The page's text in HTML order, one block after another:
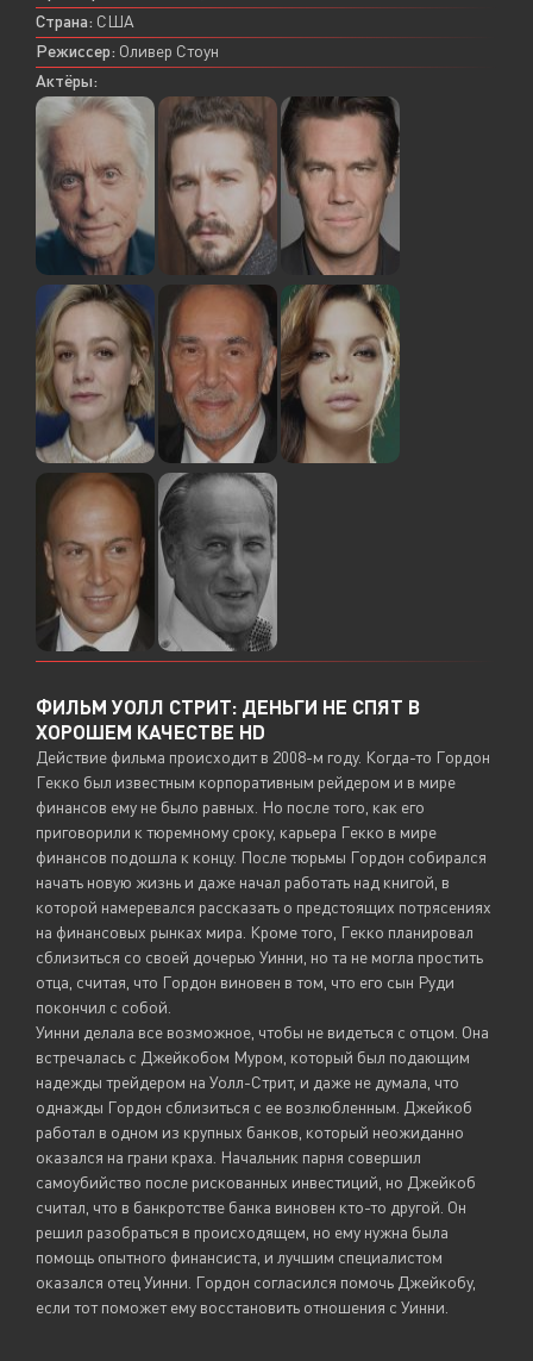
Страна: США
Режиссер: Оливер Стоун
Актёры:
ФИЛЬМ УОЛЛ СТРИТ: ДЕНЬГИ НЕ СПЯТ В
ХОРОШЕМ КАЧЕСТВЕ HD
Действие фильма происходит в 2008-м году. Когда-то Гордон
Гекко был известным корпоративным рейдером и в мире
финансов ему не было равных. Но после того, как его
приговорили к тюремному сроку, карьера Гекко в мире
финансов подошла к концу. После тюрьмы Гордон собирался
начать новую жизнь и даже начал работать над книгой, в
которой намеревался рассказать о предстоящих потрясениях
на финансовых рынках мира. Кроме того, Гекко планировал
сблизиться со своей дочерью Уинни, но та не могла простить
отца, считая, что Гордон виновен в том, что его сын Руди
покончил с собой.
Уинни делала все возможное, чтобы не видеться с отцом. Она
встречалась с Джейкобом Муром, который был подающим
надежды трейдером на Уолл-Стрит, и даже не думала, что
однажды Гордон сблизиться с ее возлюбленным. Джейкоб
работал в одном из крупных банков, который неожиданно
оказался на грани краха. Начальник парня совершил
самоубийство после рискованных инвестиций, но Джейкоб
считал, что в банкротстве банка виновен кто-то другой. Он
решил разобраться в происходящем, но ему нужна была
помощь опытного финансиста, и лучшим специалистом
оказался отец Уинни. Гордон согласился помочь Джейкобу,
если тот поможет ему восстановить отношения с Уинни.